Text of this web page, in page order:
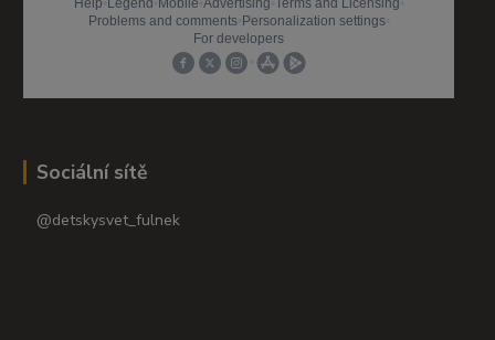
Sociální sítě
@detskysvet_fulnek